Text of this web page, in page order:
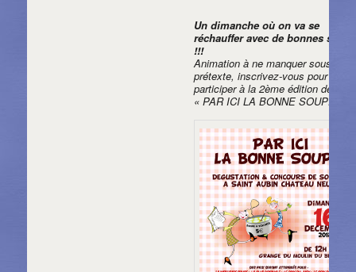
Undimancheoù on va se
réchauffer avec de bonnes
!!!
Animation à ne manquer sous
prétexte, inscrivez-vous pour
participer à la 2ème édition de
« PAR ICI LA BONNE SOUPE »